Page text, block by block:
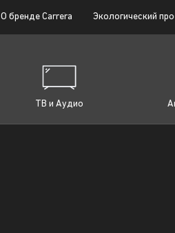
О бренде Carrera Экологический
ТВ и Аудио